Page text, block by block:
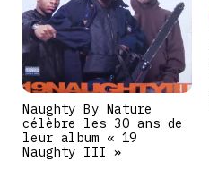
Naughty By Nature
célèbre les 30 ans de
leur album « 19
Naughty III »